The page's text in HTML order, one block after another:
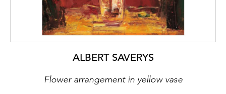
ALBERT SAVERYS
Flower arrangement in yellow vase